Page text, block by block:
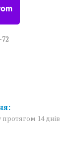
14 днів